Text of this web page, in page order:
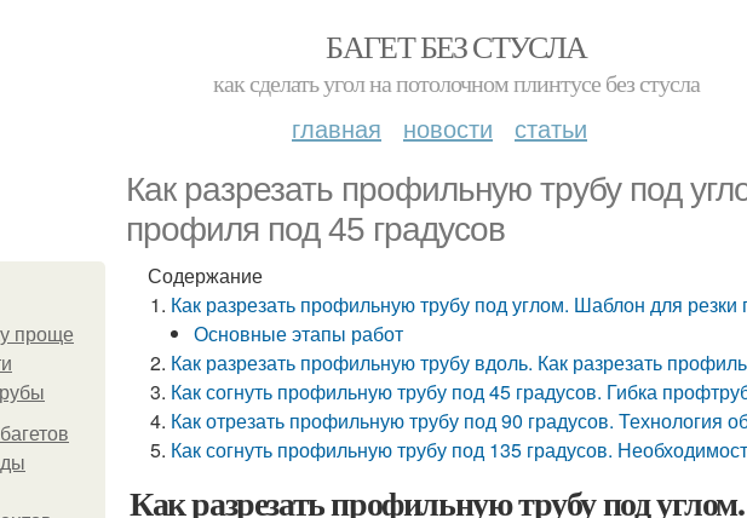
БАГЕТ БЕЗ СТУСЛА
как сделать угол на потолочном плинтусе без стусла
главная новости статьи
Как разрезать профильную трубу под
профиля под 45 градусов
проще
Содержание
Как разрезать профильную трубу под углом. Шаблон для
Основные этапы работ
Как разрезать профильную трубу вдоль. Как разрезать
Как согнуть профильную трубу под 45 градусов. Гибка
Как отрезать профильную трубу под 90 градусов. Технология
Как согнуть профильную трубу под 135 градусов.
Как разрезать профильную трубу под